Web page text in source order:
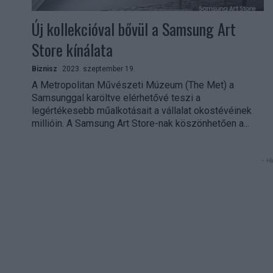
Új kollekcióval bővül a Samsung Art
Store kínálata
Biznisz 2023. szeptember 19.
A Metropolitan Művészeti Múzeum (The Met) a
Samsunggal karöltve elérhetővé teszi a
legértékesebb műalkotásait a vállalat okostévéinek
millióin. A Samsung Art Store-nak köszönhetően a...
-